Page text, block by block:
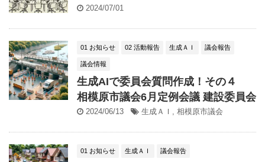
2024/07/01
01 お知らせ 02 活動報告 生成ＡＩ 議会報告
議会情報
生成AIで委員会質問作成！その４
相模原市議会6月定例会議 建設委員会
2024/06/13 生成ＡＩ , 相模原市議会
01 お知らせ 生成ＡＩ 議会報告